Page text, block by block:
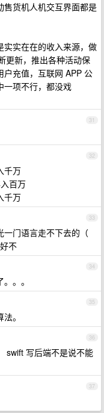
售货机人机交互界面都是
实实在在的收入来源，做
更新，推出各种活动保
充值，互联网 APP 公
一项不行，都没戏
31
32
千万
百万
千万
33
一门语言走不下去的（
不
34
。。
35
。
36
swift 写后端不是说不能
37